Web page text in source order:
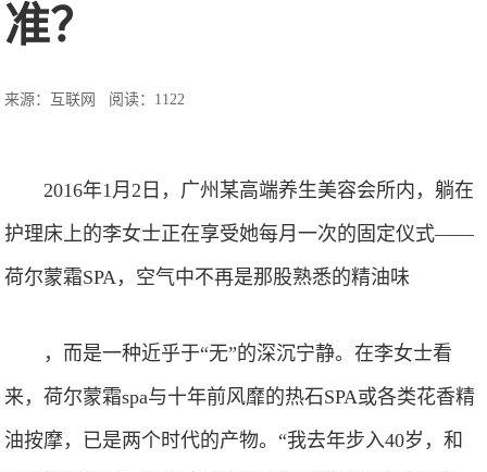
准？
来源：互联网 阅读：1122
2016年1月2日，广州某高端养生美容会所内，躺在
护理床上的李女士正在享受她每月一次的固定仪式——
荷尔蒙霜SPA，空气中不再是那股熟悉的精油味
，而是一种近乎于“无”的深沉宁静。在李女士看
来，荷尔蒙霜spa与十年前风靡的热石SPA或各类花香精
油按摩，已是两个时代的产物。“我去年步入40岁，和